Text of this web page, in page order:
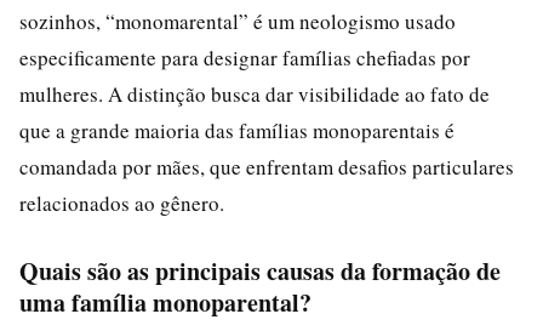
sozinhos, “monomarental” é um neologismo usado
especificamente para designar famílias chefiadas por
mulheres. A distinção busca dar visibilidade ao fato de
que a grande maioria das famílias monoparentais é
comandada por mães, que enfrentam desafios particulares
relacionados ao gênero.
Quais são as principais causas da formação de
uma família monoparental?